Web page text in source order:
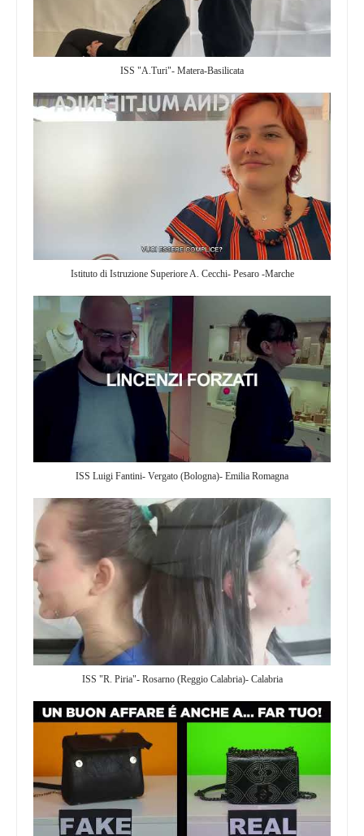
ISS "A.Turi"- Matera-Basilicata
Istituto di Istruzione Superiore A. Cecchi- Pesaro -Marche
ISS Luigi Fantini- Vergato (Bologna)- Emilia Romagna
ISS "R. Piria"- Rosarno (Reggio Calabria)- Calabria